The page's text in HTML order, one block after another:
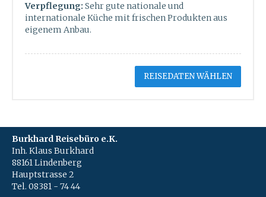
Verpflegung: Sehr gute nationale und
internationale Küche mit frischen Produkten aus
eigenem Anbau.
REISEDATEN WÄHLEN
Burkhard Reisebüro e.K.
Inh. Klaus Burkhard
88161 Lindenberg
Hauptstrasse 2
Tel. 08381 - 74 44